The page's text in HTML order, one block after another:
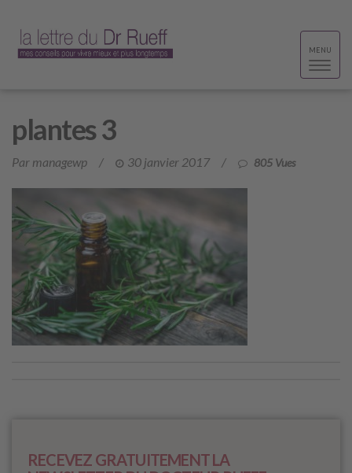
Toggle
MENU
plantes 3
Par managewp / 30 janvier 2017 / 805 Vues
RECEVEZ GRATUITEMENT LA